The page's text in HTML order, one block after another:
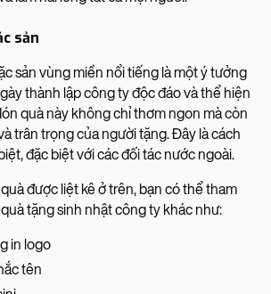
sản
sản vùng miền nổi tiếng là một ý tưởng
thành lập công ty độc đáo và thể hiện
quà này không chỉ thơm ngon mà còn
trân trọng của người tặng. Đây là cách
đặc biệt với các đối tác nước ngoài.
được liệt kê ở trên, bạn có thể tham
tặng sinh nhật công ty khác như:
in logo
tên